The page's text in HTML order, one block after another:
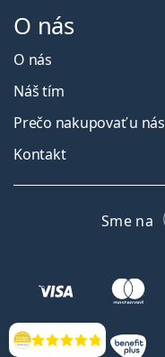
Hodnotenia
O nás
O nás
Náš tím
Prečo nakupovať u nás
Kontakt
Sme na